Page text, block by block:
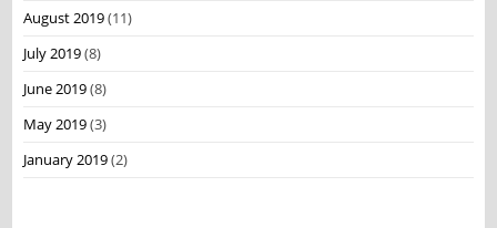
August 2019(11)
July 2019(8)
June 2019(8)
May 2019(3)
January 2019(2)